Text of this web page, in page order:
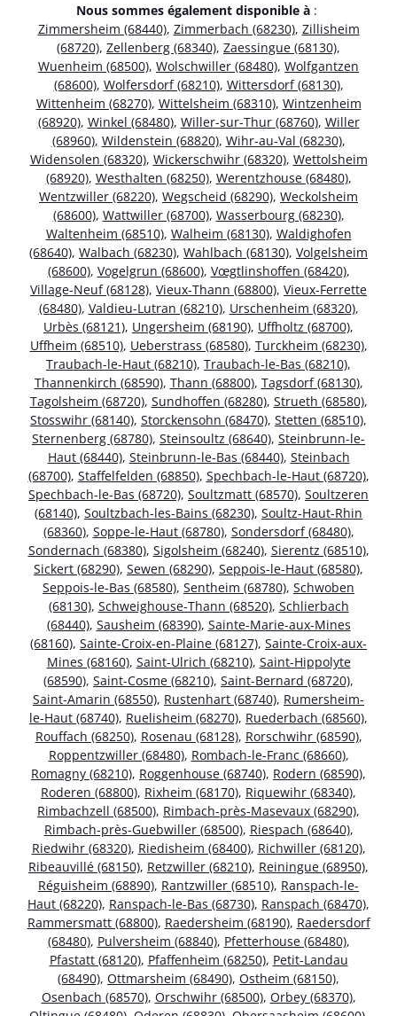
Nous sommes également disponible à :
Zimmersheim (68440), Zimmerbach (68230), Zillisheim
(68720), Zellenberg (68340), Zaessingue (68130),
Wuenheim (68500), Wolschwiller (68480), Wolfgantzen
(68600), Wolfersdorf (68210), Wittersdorf (68130),
Wittenheim (68270), Wittelsheim (68310), Wintzenheim
(68920), Winkel (68480), Willer-sur-Thur (68760), Willer
(68960), Wildenstein (68820), Wihr-au-Val (68230),
Widensolen (68320), Wickerschwihr (68320), Wettolsheim
(68920), Westhalten (68250), Werentzhouse (68480),
Wentzwiller (68220), Wegscheid (68290), Weckolsheim
(68600), Wattwiller (68700), Wasserbourg (68230),
Waltenheim (68510), Walheim (68130), Waldighofen
(68640), Walbach (68230), Wahlbach (68130), Volgelsheim
(68600), Vogelgrun (68600), Vœgtlinshoffen (68420),
Village-Neuf (68128), Vieux-Thann (68800), Vieux-Ferrette
(68480), Valdieu-Lutran (68210), Urschenheim (68320),
Urbès (68121), Ungersheim (68190), Uffholtz (68700),
Uffheim (68510), Ueberstrass (68580), Turckheim (68230),
Traubach-le-Haut (68210), Traubach-le-Bas (68210),
Thannenkirch (68590), Thann (68800), Tagsdorf (68130),
Tagolsheim (68720), Sundhoffen (68280), Strueth (68580),
Stosswihr (68140), Storckensohn (68470), Stetten (68510),
Sternenberg (68780), Steinsoultz (68640), Steinbrunn-le-
Haut (68440), Steinbrunn-le-Bas (68440), Steinbach
(68700), Staffelfelden (68850), Spechbach-le-Haut (68720),
Spechbach-le-Bas (68720), Soultzmatt (68570), Soultzeren
(68140), Soultzbach-les-Bains (68230), Soultz-Haut-Rhin
(68360), Soppe-le-Haut (68780), Sondersdorf (68480),
Sondernach (68380), Sigolsheim (68240), Sierentz (68510),
Sickert (68290), Sewen (68290), Seppois-le-Haut (68580),
Seppois-le-Bas (68580), Sentheim (68780), Schwoben
(68130), Schweighouse-Thann (68520), Schlierbach
(68440), Sausheim (68390), Sainte-Marie-aux-Mines
(68160), Sainte-Croix-en-Plaine (68127), Sainte-Croix-aux-
Mines (68160), Saint-Ulrich (68210), Saint-Hippolyte
(68590), Saint-Cosme (68210), Saint-Bernard (68720),
Saint-Amarin (68550), Rustenhart (68740), Rumersheim-
le-Haut (68740), Ruelisheim (68270), Ruederbach (68560),
Rouffach (68250), Rosenau (68128), Rorschwihr (68590),
Roppentzwiller (68480), Rombach-le-Franc (68660),
Romagny (68210), Roggenhouse (68740), Rodern (68590),
Roderen (68800), Rixheim (68170), Riquewihr (68340),
Rimbachzell (68500), Rimbach-près-Masevaux (68290),
Rimbach-près-Guebwiller (68500), Riespach (68640),
Riedwihr (68320), Riedisheim (68400), Richwiller (68120),
Ribeauvillé (68150), Retzwiller (68210), Reiningue (68950),
Réguisheim (68890), Rantzwiller (68510), Ranspach-le-
Haut (68220), Ranspach-le-Bas (68730), Ranspach (68470),
Rammersmatt (68800), Raedersheim (68190), Raedersdorf
(68480), Pulversheim (68840), Pfetterhouse (68480),
Pfastatt (68120), Pfaffenheim (68250), Petit-Landau
(68490), Ottmarsheim (68490), Ostheim (68150),
Osenbach (68570), Orschwihr (68500), Orbey (68370),